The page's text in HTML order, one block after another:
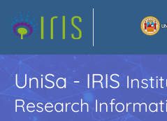
UniSa - IRIS
Research